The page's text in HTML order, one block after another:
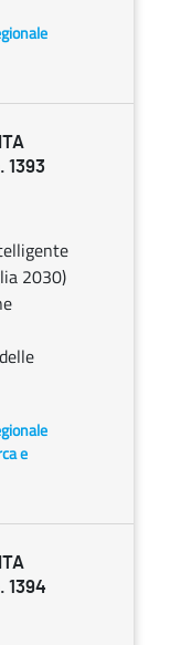
1393
2030)
e
1394